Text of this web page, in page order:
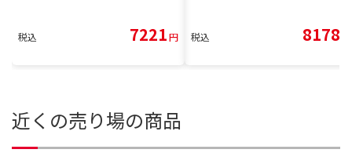
税込 7221円 税込 8178
近くの売り場の商品